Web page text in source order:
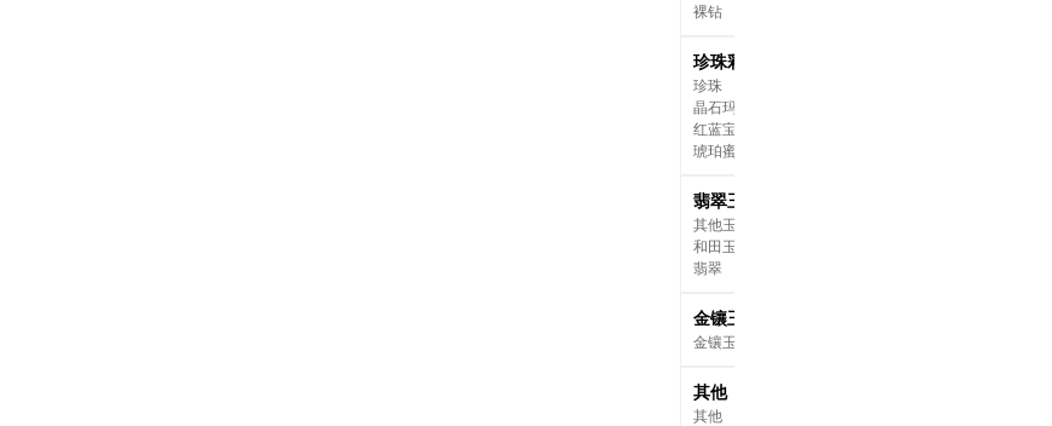
裸钻
珍珠彩宝
珍珠
晶石玛瑙
红蓝宝石
琥珀蜜蜡
翡翠玉石
其他玉石
和田玉
翡翠
金镶玉
金镶玉
其他
其他